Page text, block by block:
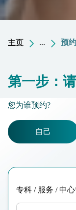
主页 ... 预
第一步：
您为谁预约?
自己
专科 / 服务 / 中